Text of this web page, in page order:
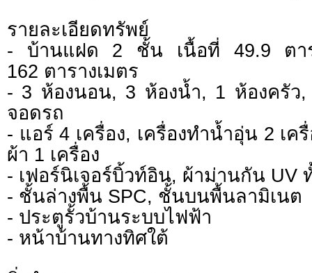
รายละเอียดทรัพย์
- บ้านแฝด 2 ชั้น เนื้อที่ 49.9 ตา
162 ตารางเมตร
- 3 ห้องนอน, 3 ห้องน้ำ, 1 ห้องครัว
จอดรถ
- แอร์ 4 เครื่อง, เครื่องทำน้ำอุ่น 2 เค
ผ้า 1 เครื่อง
- เฟอร์นิเจอร์บิ้วท์อิน, ผ้าม่านกัน UV
- ชั้นล่างพื้น SPC, ชั้นบนพื้นลามิเนต
- ประตูรั้วบ้านระบบไฟฟ้า
- หน้าบ้านทางทิศใต้